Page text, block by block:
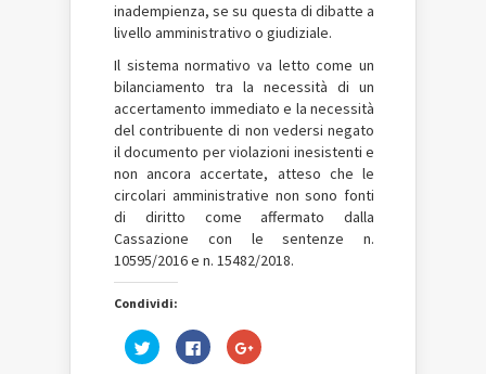
inadempienza, se su questa di dibatte a
livello amministrativo o giudiziale.
Il sistema normativo va letto come un
bilanciamento tra la necessità di un
accertamento immediato e la necessità
del contribuente di non vedersi negato
il documento per violazioni inesistenti e
non ancora accertate, atteso che le
circolari amministrative non sono fonti
di diritto come affermato dalla
Cassazione con le sentenze n.
10595/2016 e n. 15482/2018.
Condividi:
Fai
clic
Fai
clic
Fai
clic